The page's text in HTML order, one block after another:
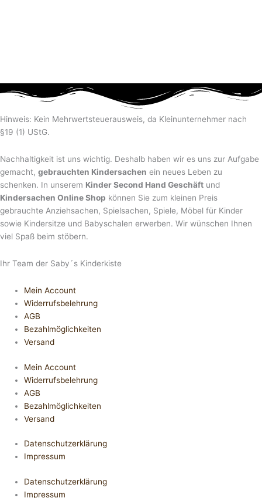
Hinweis: Kein Mehrwertsteuerausweis, da Kleinunternehmer nach
§19 (1) UStG.
Nachhaltigkeit ist uns wichtig. Deshalb haben wir es uns zur Aufgabe
gemacht, gebrauchten Kindersachen ein neues Leben zu
schenken. In unserem Kinder Second Hand Geschäft und
Kindersachen Online Shop können Sie zum kleinen Preis
gebrauchte Anziehsachen, Spiel­sachen, Spiele, Möbel für Kinder
sowie Kindersitze und Babyschalen erwerben. Wir wünschen Ihnen
viel Spaß beim stöbern.
Ihr Team der Saby´s Kinderkiste
Mein Account
Widerrufsbelehrung
AGB
Bezahlmöglichkeiten
Versand
Mein Account
Widerrufsbelehrung
AGB
Bezahlmöglichkeiten
Versand
Datenschutzerklärung
Impressum
Datenschutzerklärung
Impressum